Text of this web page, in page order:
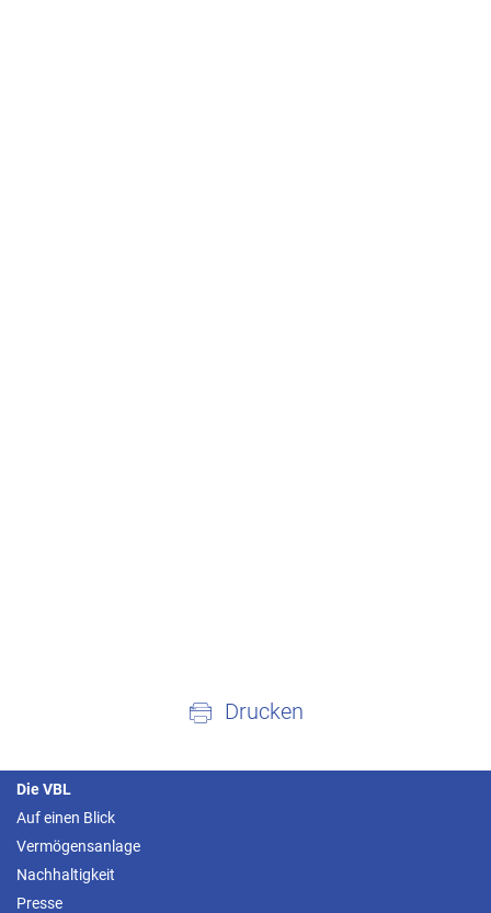
Drucken
Die VBL
Auf einen Blick
Vermögensanlage
Nachhaltigkeit
Presse